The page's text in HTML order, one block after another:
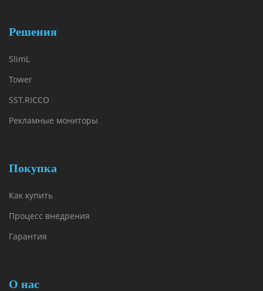
Решения
SlimL
Tower
SST.RICCO
Рекламные мониторы
Покупка
Как купить
Процесс внедрения
Гарантия
О нас